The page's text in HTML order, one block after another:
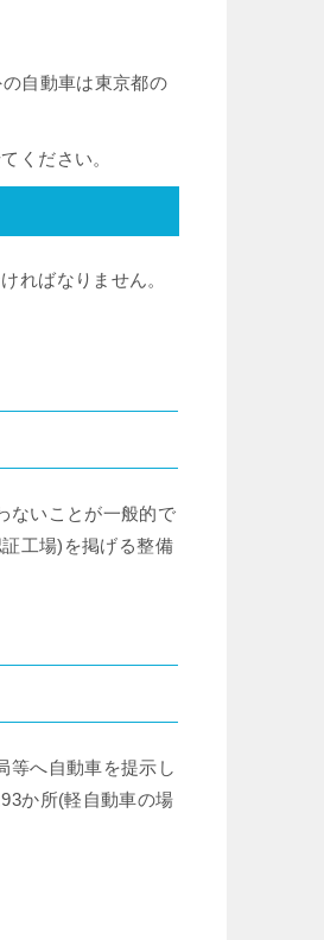
自動車は東京都の
ください。
ればなりません。
ないことが一般的で
工場)を掲げる整備
等へ自動車を提示し
か所(軽自動車の場